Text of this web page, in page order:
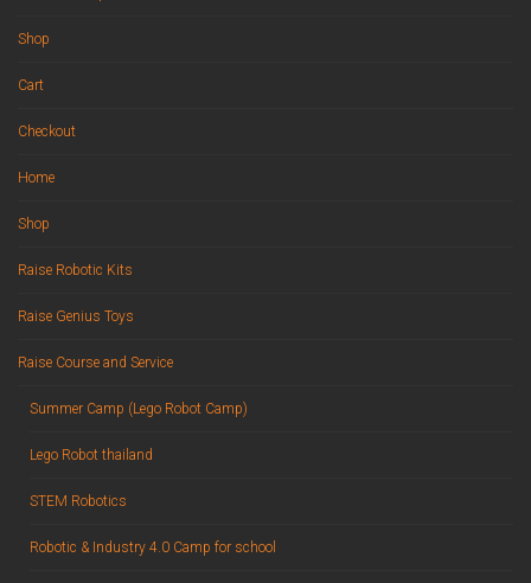
Shop
Cart
Checkout
Home
Shop
Raise Robotic Kits
Raise Genius Toys
Raise Course and Service
Summer Camp (Lego Robot Camp)
Lego Robot thailand
STEM Robotics
Robotic & Industry 4.0 Camp for school